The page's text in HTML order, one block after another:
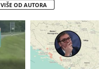
VIŠE OD AUTORA